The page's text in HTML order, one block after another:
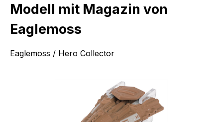
Modell mit Magazin von
Eaglemoss
Eaglemoss / Hero Collector